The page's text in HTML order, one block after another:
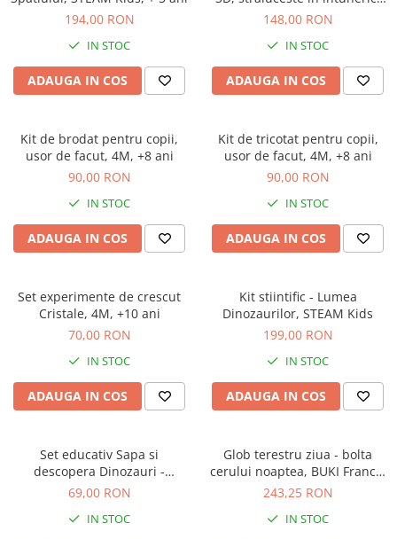
194,00 RON
IN STOC
ADAUGA IN COS
4M, +8 ani
148,00 RON
IN STOC
ADAUGA IN COS
Kit de brodat pentru copii,
usor de facut, 4M, +8 ani
90,00 RON
IN STOC
ADAUGA IN COS
Kit de tricotat pentru copii,
usor de facut, 4M, +8 ani
90,00 RON
IN STOC
ADAUGA IN COS
Set experimente de crescut
Cristale, 4M, +10 ani
70,00 RON
IN STOC
ADAUGA IN COS
Kit stiintific - Lumea
Dinozaurilor, STEAM Kids
199,00 RON
IN STOC
ADAUGA IN COS
Set educativ Sapa si
descopera Dinozauri -
Mosasaurus
69,00 RON
IN STOC
Glob terestru ziua - bolta
cerului noaptea, BUKI France,
8-9 ani +
243,25 RON
IN STOC